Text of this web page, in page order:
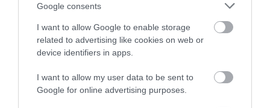
Google consents
I want to allow Google to enable storage
related to advertising like cookies on web or
device identifiers in apps.
I want to allow my user data to be sent to
Google for online advertising purposes.
Stop Eating These 3 Foods That Are Known to
Cause Parasites